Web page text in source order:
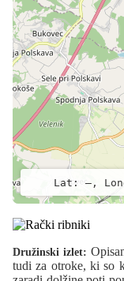
Lat: –,
Družinski izlet:
tudi za otroke, ki so